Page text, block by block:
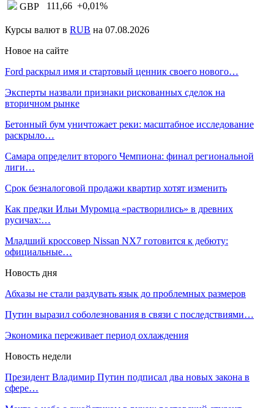
GBP
111,66 +0,01%
Курсы валют в RUB на 07.08.2026
Новое на сайте
Ford раскрыл имя и стартовый ценник своего нового…
Эксперты назвали признаки рискованных сделок на
вторичном рынке
Бетонный бум уничтожает реки: масштабное исследование
раскрыло…
Самара определит второго Чемпиона: финал региональной
лиги…
Срок безналоговой продажи квартир хотят изменить
Как предки Ильи Муромца «растворились» в древних
русичах:…
Младший кроссовер Nissan NX7 готовится к дебюту:
официальные…
Новость дня
Абхазы не стали раздувать язык до проблемных размеров
Путин выразил соболезнования в связи с последствиями…
Экономика переживает период охлаждения
Новость недели
Президент Владимир Путин подписал два новых закона в
сфере…